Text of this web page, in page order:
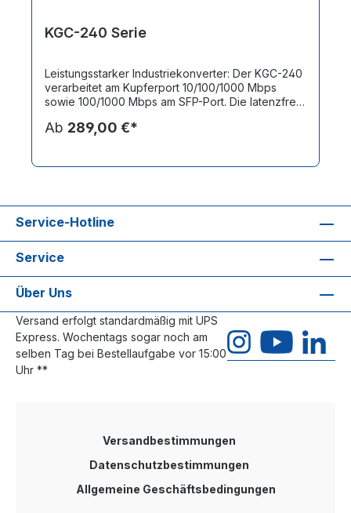
KGC-240 Serie
Leistungsstarker Industriekonverter: Der KGC-240
verarbeitet am Kupferport 10/100/1000 Mbps
sowie 100/1000 Mbps am SFP-Port. Die latenzfreie
besonderen Fähigkeiten. Dies sorgt für eine
Anwendungsbereichen wie zum Beispiel im
Bereich Bahnanwendungen. Industrie
Medienkonverter mit 1x 10/100/1000 Mbps RJ45-
Port und 1x 100/1000 Mbps SFP-Slot (Dual Speed)
Gigabit SFP-Modul mit 1x MM LC 500m TX/RX:
850nm, Power Saving EEE, Hutschienenmontage,
optimiertes Latenzverhalten, erweiterter
Temperaturbereich, Stromversorgung +12 bis +30
VDC, Stromversorgung nicht im Lieferumfang,
lüfterlos im Metallgehäuse
Ab 289,00 €*
Service-Hotline
Service
Über Uns
Versand erfolgt standardmäßig mit UPS
Express. Wochentags sogar noch am
selben Tag bei Bestellaufgabe vor 15:00
Uhr **
Versandbestimmungen
Datenschutzbestimmungen
Allgemeine Geschäftsbedingungen